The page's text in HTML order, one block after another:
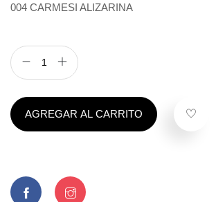
004 CARMESI ALIZARINA
AGREGAR AL CARRITO